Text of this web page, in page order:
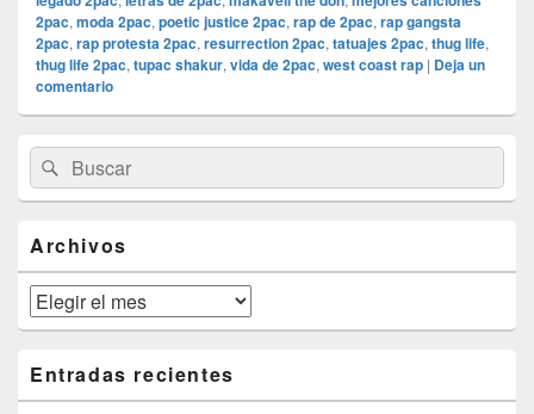
2pac, moda 2pac, poetic justice 2pac, rap de 2pac, rap gangsta
2pac, rap protesta 2pac, resurrection 2pac, tatuajes 2pac, thug life,
thug life 2pac, tupac shakur, vida de 2pac, west coast rap | Deja un
comentario
área
de
widget
lateral
primaria
Buscar
por:
Buscar
Archivos
Archivos
Entradas recientes